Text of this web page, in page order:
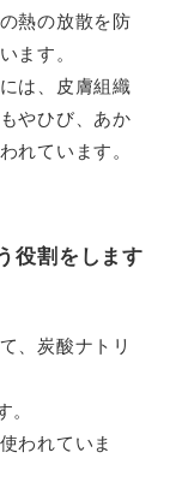
熱の放散を防
ます。
は、皮膚組織
やひび、あか
れています。
役割をします
、炭酸ナトリ
。
われていま